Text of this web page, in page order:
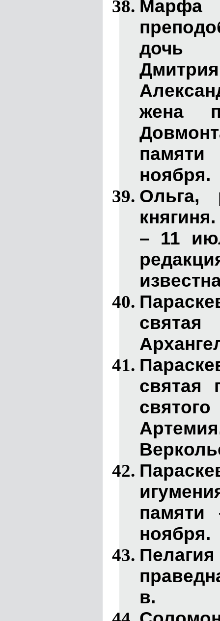
Марфа
дочь
жена
ноября.
Ольга,
– 11
святая
памяти
ноября.
в.